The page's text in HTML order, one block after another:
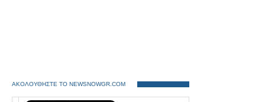
ΑΚΟΛΟΥΘΗΣΤΕ ΤΟ NEWSNOWGR.COM